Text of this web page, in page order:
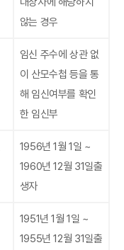
않는 경우
임신 주수에 상관 없
이 산모수첩 등을 통
해 임신여부를 확인
한 임신부
1956년 1월 1일 ~
1960년 12월 31일출
생자
1951년 1월 1일 ~
1955년 12월 31일출